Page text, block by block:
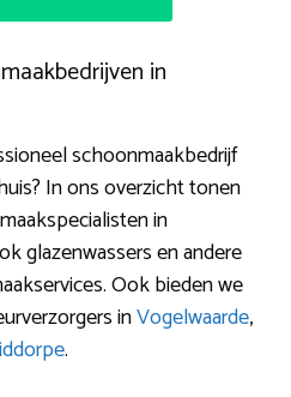
in
schoonmaakbedrijf
In ons overzicht tonen
in
glazenwassers en andere
Ook bieden we
inVogelwaarde,
.